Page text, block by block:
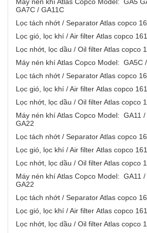
Máy nén khí Atlas Copco Model: GA5
GA7C / GA11C
Lọc tách nhớt / Separator Atlas copco
Lọc gió, lọc khí / Air filter Atlas copco
Lọc nhớt, lọc dầu / Oil filter Atlas copco
Máy nén khí Atlas Copco Model:
Lọc tách nhớt / Separator Atlas copco
Lọc gió, lọc khí / Air filter Atlas copco
Lọc nhớt, lọc dầu / Oil filter Atlas copco
Máy nén khí Atlas Copco Model: GA11
GA22
Lọc tách nhớt / Separator Atlas copco
Lọc gió, lọc khí / Air filter Atlas copco
Lọc nhớt, lọc dầu / Oil filter Atlas copco
Máy nén khí Atlas Copco Model: GA11
GA22
Lọc tách nhớt / Separator Atlas copco
Lọc gió, lọc khí / Air filter Atlas copco
Lọc nhớt, lọc dầu / Oil filter Atlas copco